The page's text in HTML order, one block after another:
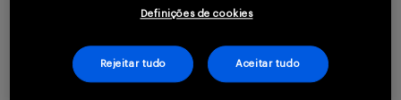
Definições de cookies
Rejeitar tudo Aceitar tudo